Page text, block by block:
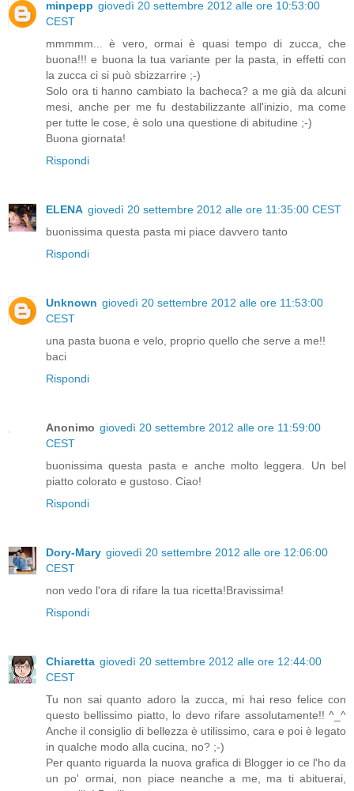
minpepp giovedì 20 settembre 2012 alle ore 10:53:00
CEST
mmmmm... è vero, ormai è quasi tempo di zucca, che
buona!!! e buona la tua variante per la pasta, in effetti con
la zucca ci si può sbizzarrire ;-)
Solo ora ti hanno cambiato la bacheca? a me già da alcuni
mesi, anche per me fu destabilizzante all'inizio, ma come
per tutte le cose, è solo una questione di abitudine ;-)
Buona giornata!
Rispondi
ELENA giovedì 20 settembre 2012 alle ore 11:35:00 CEST
buonissima questa pasta mi piace davvero tanto
Rispondi
Unknown giovedì 20 settembre 2012 alle ore 11:53:00
CEST
una pasta buona e velo, proprio quello che serve a me!!
baci
Rispondi
Anonimo giovedì 20 settembre 2012 alle ore 11:59:00
CEST
buonissima questa pasta e anche molto leggera. Un bel
piatto colorato e gustoso. Ciao!
Rispondi
Dory-Mary giovedì 20 settembre 2012 alle ore 12:06:00
CEST
non vedo l'ora di rifare la tua ricetta!Bravissima!
Rispondi
Chiaretta giovedì 20 settembre 2012 alle ore 12:44:00
CEST
Tu non sai quanto adoro la zucca, mi hai reso felice con
questo bellissimo piatto, lo devo rifare assolutamente!! ^_^
Anche il consiglio di bellezza è utilissimo, cara e poi è legato
in qualche modo alla cucina, no? ;-)
Per quanto riguarda la nuova grafica di Blogger io ce l'ho da
un po' ormai, non piace neanche a me, ma ti abituerai,